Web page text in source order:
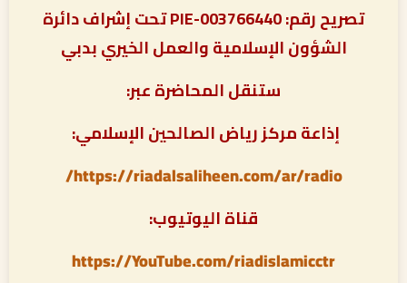
تصريح رقم: PIE-003766440 تحت إشراف دائرة
الشؤون الإسلامية والعمل الخيري بدبي
ستنقل المحاضرة عبر:
إذاعة مركز رياض الصالحين الإسلامي:
https://riadalsaliheen.com/ar/radio/
قناة اليوتيوب:
https://YouTube.com/riadislamicctr